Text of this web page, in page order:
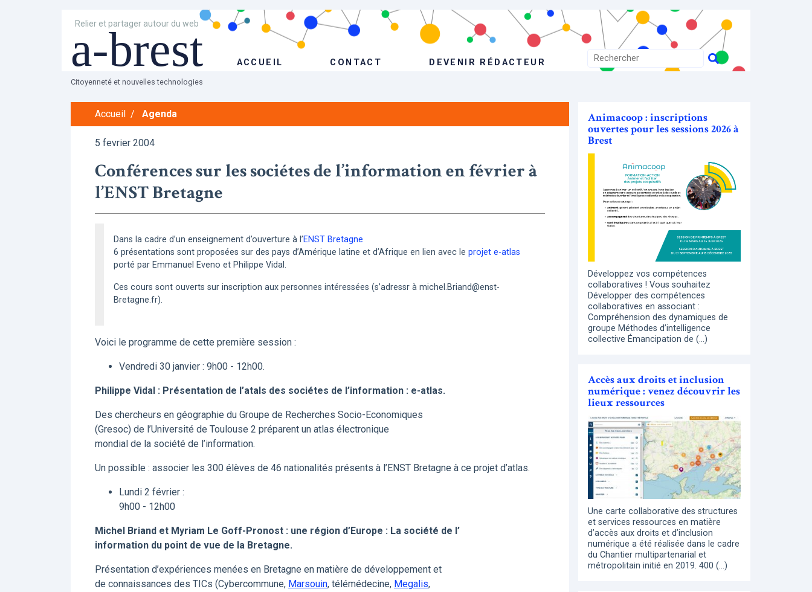
Relier et partager autour du web
a-brest ACCUEIL CONTACT DEVENIR RÉDACTEUR
Citoyenneté et nouvelles technologies
Accueil / Agenda
5 fevrier 2004
Conférences sur les sociétes de l’information en février à
l’ENST Bretagne
Dans la cadre d’un enseignement d’ouverture à l’ENST Bretagne
6 présentations sont proposées sur des pays d’Amérique latine et d’Afrique en lien avec le projet e-atlas
porté par Emmanuel Eveno et Philippe Vidal.
Ces cours sont ouverts sur inscription aux personnes intéressées (s’adressr à michel.Briand@enst-
Bretagne.fr).
Voici le programme de cette première session :
Vendredi 30 janvier : 9h00 - 12h00.
Philippe Vidal : Présentation de l’atals des sociétes de l’information : e-atlas.
Des chercheurs en géographie du Groupe de Recherches Socio-Economiques
(Gresoc) de l’Université de Toulouse 2 préparent un atlas électronique
mondial de la société de l’information.
Un possible : associer les 300 élèves de 46 nationalités présents à l’ENST Bretagne à ce projet d’atlas.
Lundi 2 février :
9h00 - 12h00
Michel Briand et Myriam Le Goff-Pronost : une région d’Europe : La société de l’
information du point de vue de la Bretagne.
Présentation d’expériences menées en Bretagne en matière de développement et
de connaissances des TICs (Cybercommune, Marsouin, télémédecine, Megalis,
Animacoop : inscriptions
ouvertes pour les sessions 2026 à
Brest
Développez vos compétences
collaboratives ! Vous souhaitez
Développer des compétences
collaboratives en associant :
Compréhension des dynamiques de
groupe Méthodes d’intelligence
collective Émancipation de (…)
Accès aux droits et inclusion
numérique : venez découvrir les
lieux ressources
Une carte collaborative des structures
et services ressources en matière
d’accès aux droits et d’inclusion
numérique a été réalisée dans le cadre
du Chantier multipartenarial et
métropolitain initié en 2019. 400 (…)